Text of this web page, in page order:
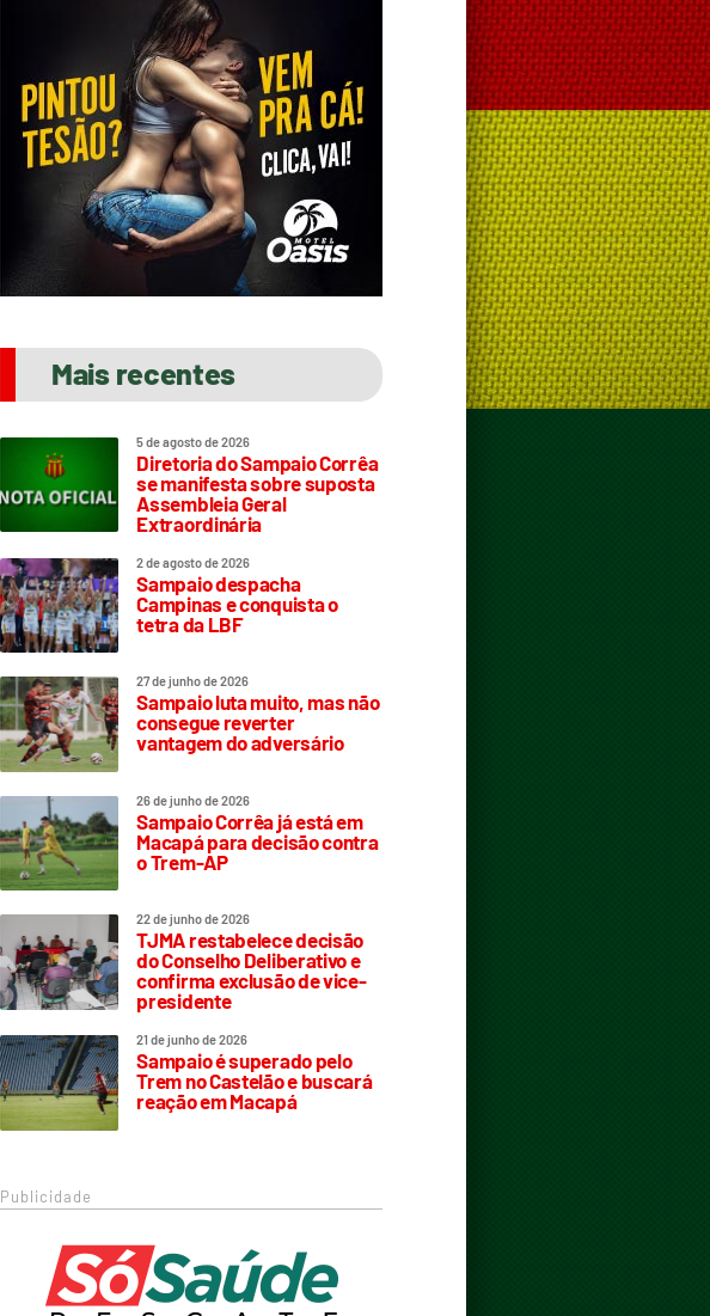
Mais recentes
5 de agosto de 2026
Diretoria do Sampaio Corrêa
se manifesta sobre suposta
Assembleia Geral
Extraordinária
2 de agosto de 2026
Sampaio despacha
Campinas e conquista o
tetra da LBF
27 de junho de 2026
Sampaio luta muito, mas não
consegue reverter
vantagem do adversário
26 de junho de 2026
Sampaio Corrêa já está em
Macapá para decisão contra
o Trem-AP
22 de junho de 2026
TJMA restabelece decisão
do Conselho Deliberativo e
confirma exclusão de vice-
presidente
21 de junho de 2026
Sampaio é superado pelo
Trem no Castelão e buscará
reação em Macapá
Publicidade